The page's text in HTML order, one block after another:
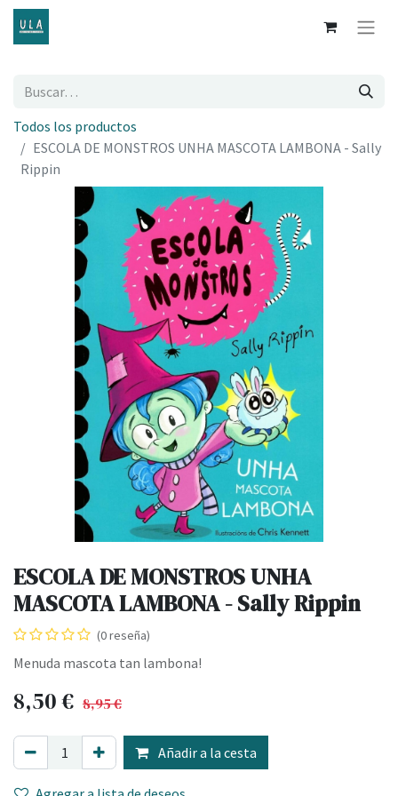
Todos los productos
ESCOLA DE MONSTROS UNHA MASCOTA LAMBONA - Sally
Rippin
ESCOLA DE MONSTROS UNHA
MASCOTA LAMBONA - Sally Rippin
(0 reseña)
Menuda mascota tan lambona!
8,50€ 8,95€
Añadir a la cesta